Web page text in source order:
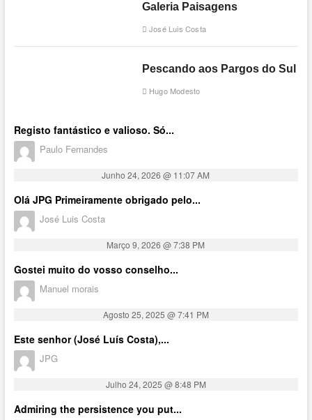
Galeria Paisagens
José Luis Costa
Pescando aos Pargos do Sul
Hugo Modesto
Registo fantástico e valioso. Só...
Paulo Fernandes
Junho 24, 2026 @ 11:07 AM
Olá JPG Primeiramente obrigado pelo...
José Luis Costa
Março 9, 2026 @ 7:38 PM
Gostei muito do vosso conselho...
Manuel morais
Agosto 25, 2025 @ 7:41 PM
Este senhor (José Luís Costa),...
JPG
Julho 24, 2025 @ 8:48 PM
Admiring the persistence you put...